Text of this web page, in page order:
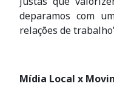
deparamos com
relações de
Mídia Local x